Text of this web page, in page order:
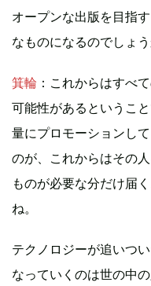
オープンな出版を目指
なものになるのでしょう
箕輪 ：これからはすべ
可能性があるというこ
量にプロモーションし
のが、これからはその
ものが必要な分だけ届
ね。
テクノロジーが追いつ
なっていくのは世の中